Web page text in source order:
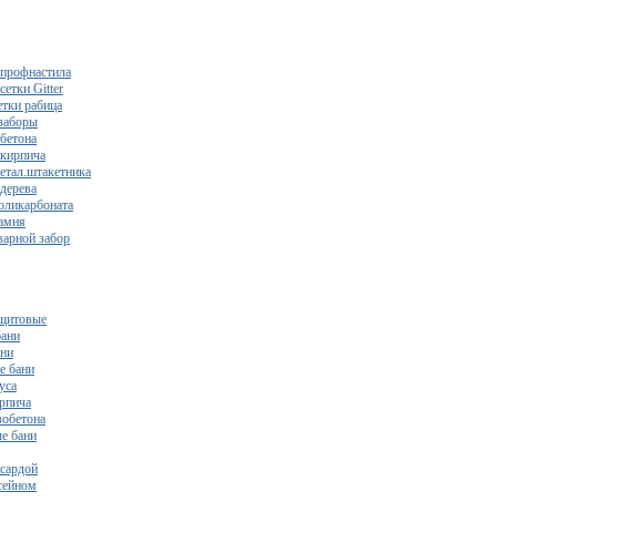
Gitter
рабица
забор
бани
бани